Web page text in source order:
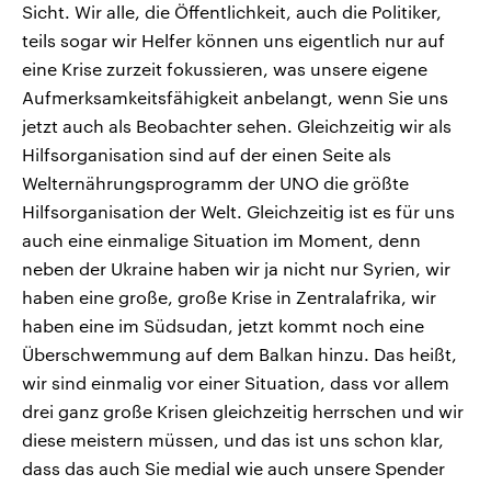
Sicht. Wir alle, die Öffentlichkeit, auch die Politiker,
teils sogar wir Helfer können uns eigentlich nur auf
eine Krise zurzeit fokussieren, was unsere eigene
Aufmerksamkeitsfähigkeit anbelangt, wenn Sie uns
jetzt auch als Beobachter sehen. Gleichzeitig wir als
Hilfsorganisation sind auf der einen Seite als
Welternährungsprogramm der UNO die größte
Hilfsorganisation der Welt. Gleichzeitig ist es für uns
auch eine einmalige Situation im Moment, denn
neben der Ukraine haben wir ja nicht nur Syrien, wir
haben eine große, große Krise in Zentralafrika, wir
haben eine im Südsudan, jetzt kommt noch eine
Überschwemmung auf dem Balkan hinzu. Das heißt,
wir sind einmalig vor einer Situation, dass vor allem
drei ganz große Krisen gleichzeitig herrschen und wir
diese meistern müssen, und das ist uns schon klar,
dass das auch Sie medial wie auch unsere Spender